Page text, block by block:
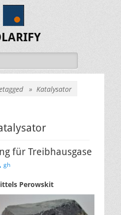
» Katalysator
für Treibhausgase
gh
Perowskit